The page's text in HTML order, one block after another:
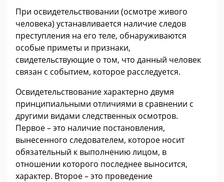
При освидетельствовании (осмотре живого
человека) устанавливается наличие следов
преступления на его теле, обнаруживаются
особые приметы и признаки,
свидетельствующие о том, что данный человек
связан с событием, которое расследуется.
Освидетельствование характерно двумя
принципиальными отличиями в сравнении с
другими видами следственных осмотров.
Первое – это наличие постановления,
вынесенного следователем, которое носит
обязательный к выполнению лицом, в
отношении которого последнее выносится,
характер. Второе – это проведение